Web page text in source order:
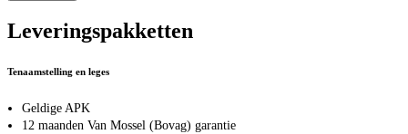
Leveringspakketten
Tenaamstelling en leges
Geldige APK
12 maanden Van Mossel (Bovag) garantie